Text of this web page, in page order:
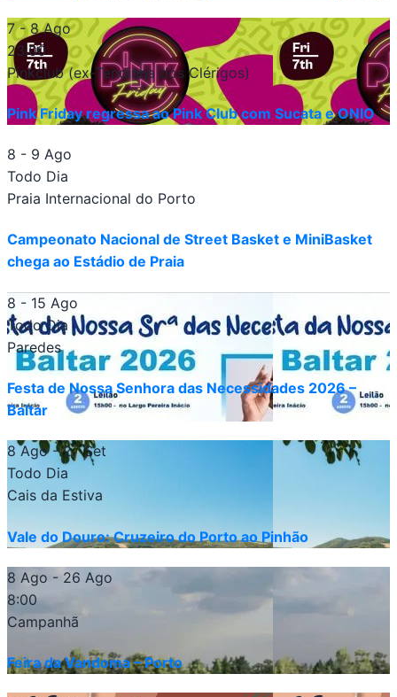
7 - 8 Ago
23:00
Pinkclub (ex-Tendinha dos Clérigos)
Pink Friday regressa ao Pink Club com Sucata e ONIO
8 - 9 Ago
Todo Dia
Praia Internacional do Porto
Campeonato Nacional de Street Basket e MiniBasket
chega ao Estádio de Praia
8 - 15 Ago
Todo Dia
Paredes
Festa de Nossa Senhora das Necessidades 2026 –
Baltar
8 Ago- 27 Set
Todo Dia
Cais da Estiva
Vale do Douro: Cruzeiro do Porto ao Pinhão
8 Ago - 26 Ago
8:00
Campanhã
Feira da Vandoma – Porto